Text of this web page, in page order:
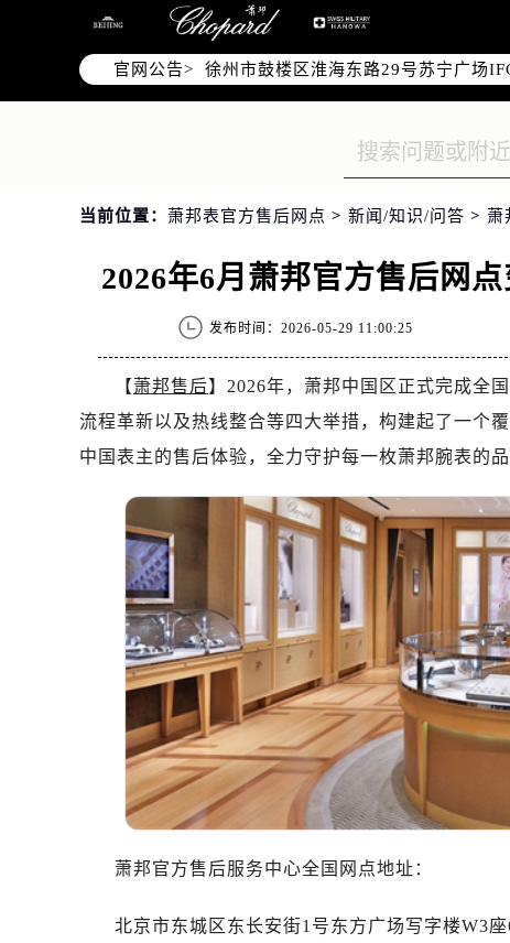
官网公告>
南京市秦淮区中山南路1号（新街口）
常州市新北区龙锦路1590号现代传媒
徐州市鼓楼区淮海东路29号苏宁广场
扬州市邗江区国展路29号星耀天地写
泰州市海陵区永定东路399号置地商
杭州市上城区钱江路1366号华润大厦
绍兴市越城区胜利东路379号世茂天际
嘉兴市南湖区广益路705号嘉兴世界
济南市历下区经十路11111号华润中
广州市天河区天河路230号万菱汇国
深圳市罗湖区深南东路5001号华润大
惠州市惠城区江北文昌一路7号华贸大
厦门市思明区湖滨东路95号华润大厦
成都市锦江区人民东路6号SAC东原中
重庆市江北区观音桥步行街2号融恒时
长沙市芙蓉区定王台街道建湘路393号
郑州市二七区铭功路10号华润大厦写
太原市迎泽区解放路15号亨得利名表
沈阳市沈河区中街路137号亨得利名
沈阳市沈河区中街路83号亨得利名表
乌鲁木齐市天山区红山路26号时代广
温州市鹿城区锦绣路1067号置信广场
佛山市禅城区季华五路57号万科金融
无锡市梁溪区人民中路139号恒隆广场
当前位置： 萧邦表官方售后网点 > 新闻/知识/问答 > 萧
2026年6月萧邦官方售后网
发布时间：2026-05-29 11:00:25
【萧邦售后】2026年，萧邦中国区正式完成全
流程革新以及热线整合等四大举措，构建起了一个
中国表主的售后体验，全力守护每一枚萧邦腕表的品
萧邦官方售后服务中心全国网点地址：
北京市东城区东长安街1号东方广场写字楼W3座